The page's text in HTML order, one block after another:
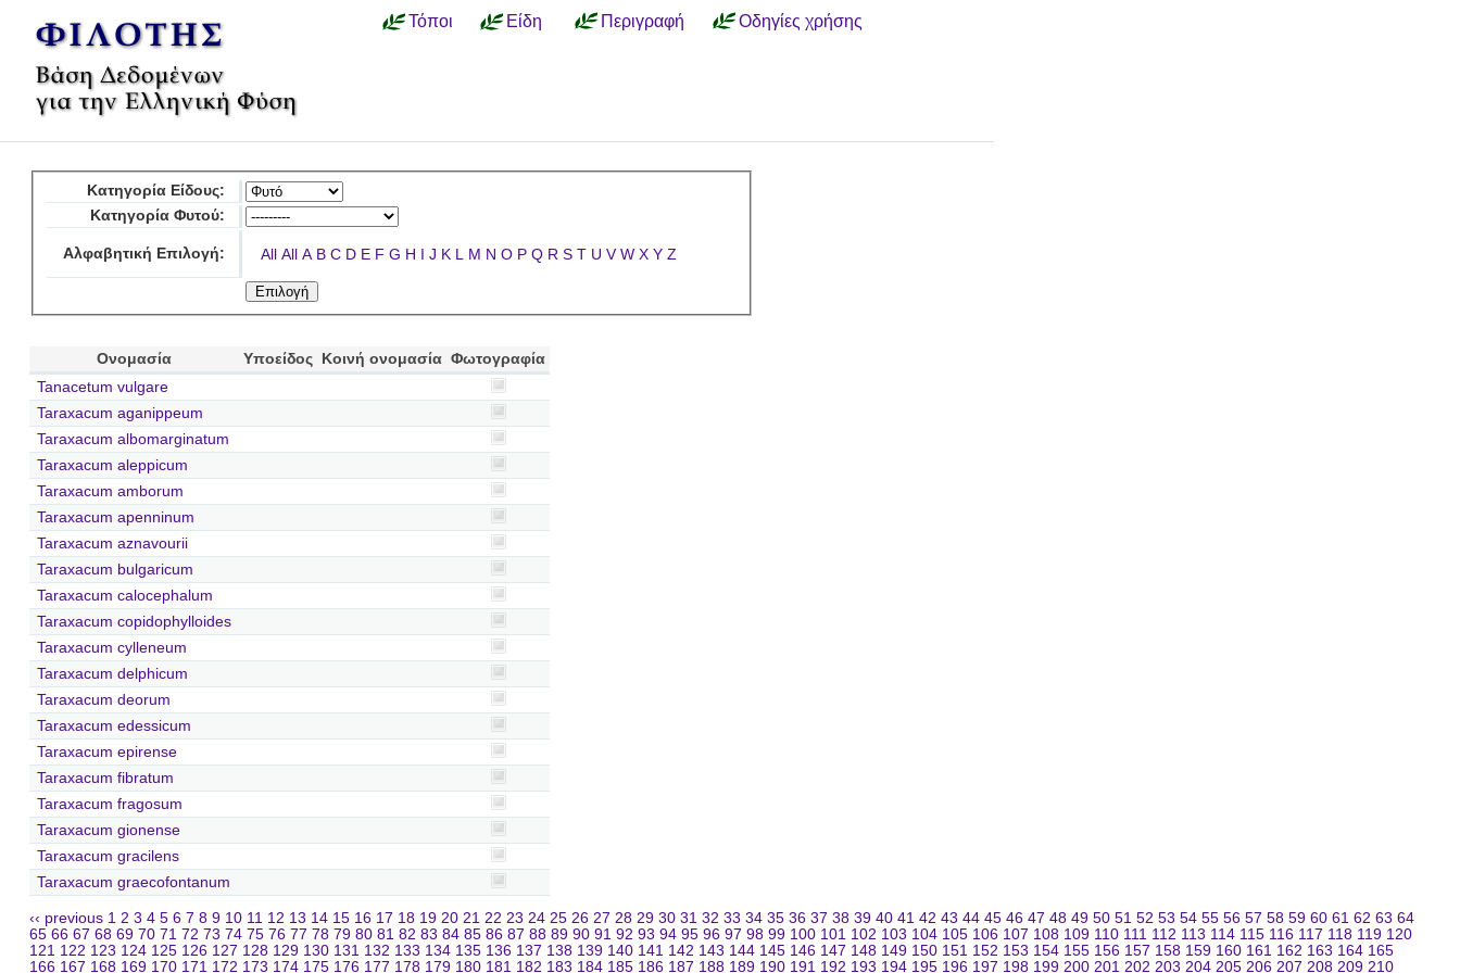
Τόποι Είδη Περιγραφή Οδηγίες χρήσης
Κατηγορία Είδους:
Κατηγορία Φυτού:
Αλφαβητική Επιλογή: All All A B C D E F G H I J K L M N O P Q R S T U V W X Y Z
Ονομασία Υποείδος Κοινή ονομασία Φωτογραφία
Tanacetum vulgare
Taraxacum aganippeum
Taraxacum albomarginatum
Taraxacum aleppicum
Taraxacum amborum
Taraxacum apenninum
Taraxacum aznavourii
Taraxacum bulgaricum
Taraxacum calocephalum
Taraxacum copidophylloides
Taraxacum cylleneum
Taraxacum delphicum
Taraxacum deorum
Taraxacum edessicum
Taraxacum epirense
Taraxacum fibratum
Taraxacum fragosum
Taraxacum gionense
Taraxacum gracilens
Taraxacum graecofontanum
‹‹ previous 1 2 3 4 5 6 7 8 9 10 11 12 13 14 15 16 17 18 19 20 21 22 23 24 25 26 27 28 29 30 31 32 33 34 35 36 37 38 39 40 41 42 43 44 45 46 47 48 49 50 51 52 53 54 55 56 57 58 59 60 61 62 63 64
65 66 67 68 69 70 71 72 73 74 75 76 77 78 79 80 81 82 83 84 85 86 87 88 89 90 91 92 93 94 95 96 97 98 99 100 101 102 103 104 105 106 107 108 109 110 111 112 113 114 115 116 117 118 119 120
121 122 123 124 125 126 127 128 129 130 131 132 133 134 135 136 137 138 139 140 141 142 143 144 145 146 147 148 149 150 151 152 153 154 155 156 157 158 159 160 161 162 163 164 165
166 167 168 169 170 171 172 173 174 175 176 177 178 179 180 181 182 183 184 185 186 187 188 189 190 191 192 193 194 195 196 197 198 199 200 201 202 203 204 205 206 207 208 209 210